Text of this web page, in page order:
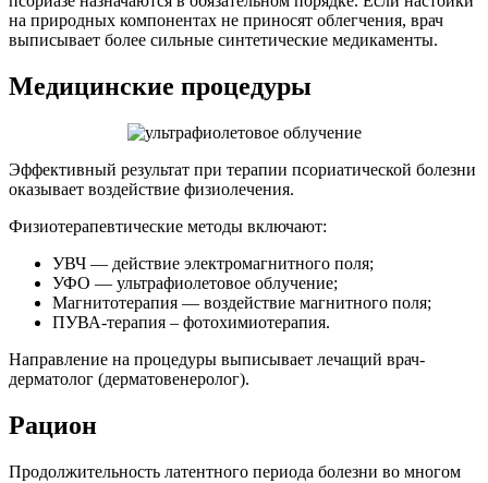
на природных компонентах не приносят облегчения, врач
выписывает более сильные синтетические медикаменты.
Медицинские процедуры
Эффективный результат при терапии псориатической болезни
оказывает воздействие физиолечения.
Физиотерапевтические методы включают:
УВЧ — действие электромагнитного поля;
УФО — ультрафиолетовое облучение;
Магнитотерапия — воздействие магнитного поля;
ПУВА-терапия – фотохимиотерапия.
Направление на процедуры выписывает лечащий врач-
дерматолог (дерматовенеролог).
Рацион
Продолжительность латентного периода болезни во многом